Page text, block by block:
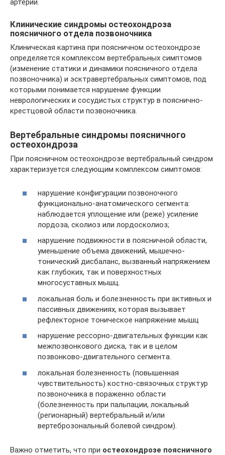
артерии.
Клинические синдромы остеохондроза
поясничного отдела позвоночника
Клиническая картина при поясничном остеохондрозе
определяется комплексом вертебральных симптомов
(изменение статики и динамики поясничного отдела
позвоночника) и эсктравертебральных симптомов, под
которыми понимается нарушение функции
неврологических и сосудистых структур в пояснично-
крестцовой области позвоночника.
Вертебральные синдромы поясничного
остеохондроза
При поясничном остеохондрозе вертебральный синдром
характеризуется следующим комплексом симптомов:
нарушение конфигурации позвоночного
функционально-анатомического сегмента:
наблюдается уплощение или (реже) усиление
лордоза, сколиоз или лордосколиоз;
нарушение подвижности в поясничной области,
уменьшение объема движений, мышечно-
тонический дисбаланс, вызванный напряжением
как глубоких, так и поверхностных
многосуставных мышц.
локальная боль и болезненность при активных и
пассивных движениях, которая вызывает
рефлекторное тоническое напряжение мышц
нарушение рессорно-двигательных функции как
межпозвонкового диска, так и в целом
позвонково-двигательного сегмента.
локальная болезненность (повышенная
чувствительность) костно-связочных структур
позвоночника в пораженно области
(болезненность при пальпации, локальный
(регионарный) вертебральный и/или
вертеброзональный болевой синдром).
Важно отметить, что при остеохондрозе поясничного